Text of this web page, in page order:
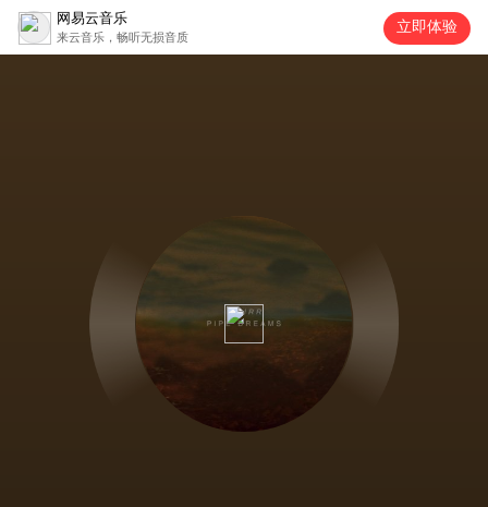
网易云音乐
来云音乐，畅听无损音质
立即体验